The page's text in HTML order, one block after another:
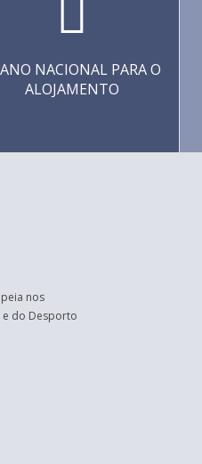
NACIONAL PARA O
ALOJAMENTO
nos
e do Desporto